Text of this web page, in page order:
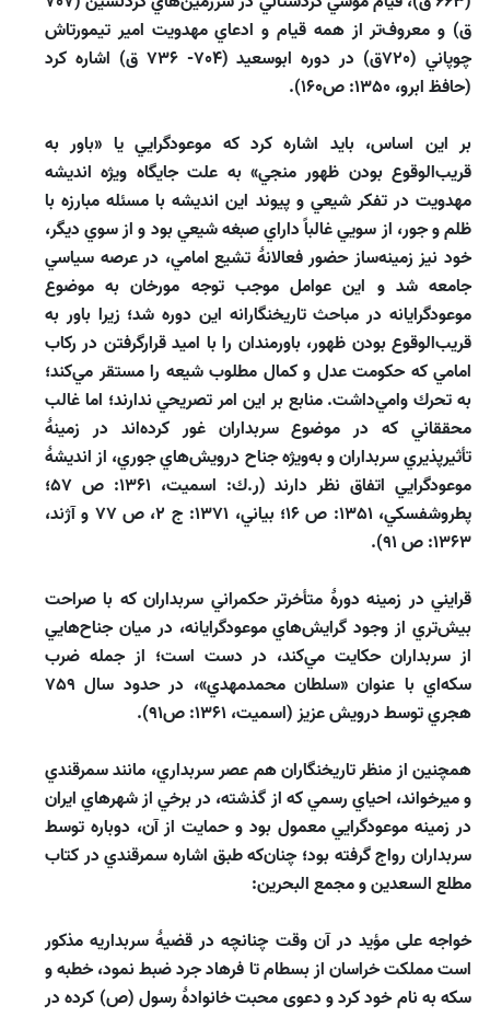
ق) و معروف‌تر از همه قيام و ادعاي مهدويت امير تيمورتاش
چوپاني (720ق) در دوره ابوسعيد (704- 736 ق) اشاره كرد
(حافظ ابرو، 1350: ص160).
بر اين اساس، بايد اشاره كرد كه موعودگرايي يا «باور به
قريب‌الوقوع ‌بودن ظهور منجي» به علت جايگاه ويژه انديشه
مهدويت در تفكر شيعي و پيوند اين انديشه با مسئله مبارزه با
ظلم و جور، از سويي غالباً داراي صبغه شيعي بود و از سوي ‌ديگر،
خود نيز زمينه‌ساز حضور فعالانۀ تشيع امامي، در عرصه سياسي
جامعه شد و اين عوامل موجب توجه مورخان به موضوع
موعودگرايانه در مباحث تاريخنگارانه اين دوره شد؛ زيرا باور به
قريب‌الوقوع ‌بودن ظهور، باورمندان را با اميد قرارگرفتن در ركاب
امامي كه حكومت عدل و كمال مطلوب شيعه را مستقر مي‌كند؛
به تحرك وامي‌داشت. منابع بر اين امر تصريحي ندارند؛ اما غالب
محققاني كه در موضوع سربداران غور كرده‌اند در زمينۀ
تأثيرپذيري سربداران و به‌ويژه جناح درويش‌هاي جوري، از انديشۀ
موعودگرايي اتفاق نظر دارند (ر.ك: اسميت، 1361: ص 57؛
پطروشفسكي، 1351: ص 16؛ بياني، 1371: ج 2، ص 77 و آژند،
1363: ص 91).
قرايني در زمينه دورۀ متأخرتر حكمراني سربداران كه با صراحت
بيش‌تري از وجود گرايش‌هاي موعودگرايانه، در ميان جناح‌هايي
از سربداران حكايت مي‌كند، در دست است؛ از جمله ضرب
سكه‌اي با عنوان «سلطان محمدمهدي»، در حدود سال 759
هجري توسط درويش عزيز (اسميت، 1361: ص91).
همچنين از منظر تاريخنگاران هم عصر سربداري، مانند سمرقندي
و ميرخواند، احياي رسمي كه از گذشته، در برخي از شهرهاي ايران
در زمينه موعودگرايي معمول بود و حمايت از آن، دوباره توسط
سربداران رواج گرفته بود؛ چنان‌كه طبق اشاره سمرقندي در كتاب
مطلع السعدين و مجمع البحرين:
خواجه على مؤيد در آن وقت چنانچه در قضيۀ سربداريه مذكور
است مملكت خراسان از بسطام تا فرهاد جرد ضبط نمود، خطبه و
سكه به نام خود كرد و دعوى محبت خانوادۀ رسول (ص) كرده در